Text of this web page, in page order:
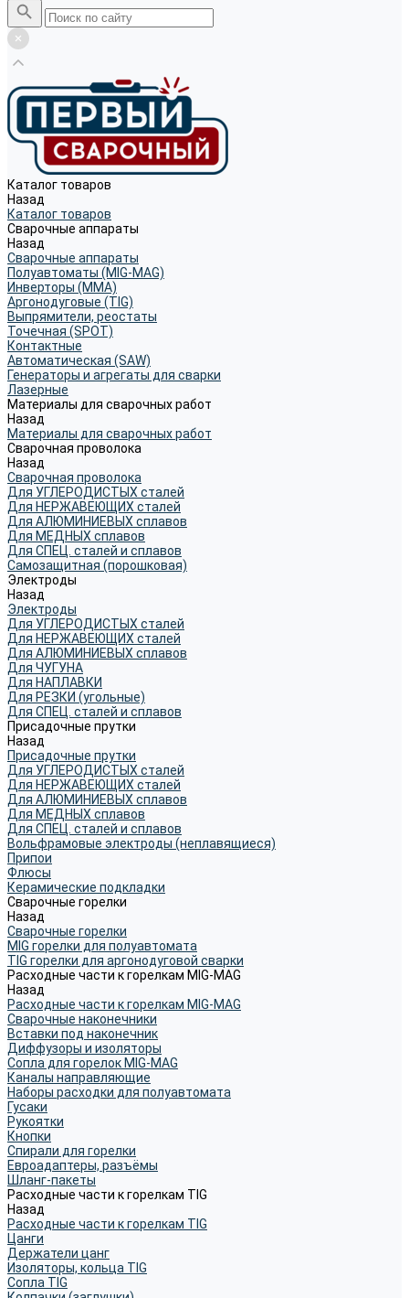
Каталог товаров
Назад
Каталог товаров
Сварочные аппараты
Назад
Сварочные аппараты
Полуавтоматы (MIG-MAG)
Инверторы (MMA)
Аргонодуговые (TIG)
Выпрямители, реостаты
Точечная (SPOT)
Контактные
Автоматическая (SAW)
Генераторы и агрегаты для сварки
Лазерные
Материалы для сварочных работ
Назад
Материалы для сварочных работ
Сварочная проволока
Назад
Сварочная проволока
Для УГЛЕРОДИСТЫХ сталей
Для НЕРЖАВЕЮЩИХ сталей
Для АЛЮМИНИЕВЫХ сплавов
Для МЕДНЫХ сплавов
Для СПЕЦ. сталей и сплавов
Самозащитная (порошковая)
Электроды
Назад
Электроды
Для УГЛЕРОДИСТЫХ сталей
Для НЕРЖАВЕЮЩИХ сталей
Для АЛЮМИНИЕВЫХ сплавов
Для ЧУГУНА
Для НАПЛАВКИ
Для РЕЗКИ (угольные)
Для СПЕЦ. сталей и сплавов
Присадочные прутки
Назад
Присадочные прутки
Для УГЛЕРОДИСТЫХ сталей
Для НЕРЖАВЕЮЩИХ сталей
Для АЛЮМИНИЕВЫХ сплавов
Для МЕДНЫХ сплавов
Для СПЕЦ. сталей и сплавов
Вольфрамовые электроды (неплавящиеся)
Припои
Флюсы
Керамические подкладки
Сварочные горелки
Назад
Сварочные горелки
MIG горелки для полуавтомата
TIG горелки для аргонодуговой сварки
Расходные части к горелкам MIG-MAG
Назад
Расходные части к горелкам MIG-MAG
Сварочные наконечники
Вставки под наконечник
Диффузоры и изоляторы
Сопла для горелок MIG-MAG
Каналы направляющие
Наборы расходки для полуавтомата
Гусаки
Рукоятки
Кнопки
Спирали для горелки
Евроадаптеры, разъёмы
Шланг-пакеты
Расходные части к горелкам TIG
Назад
Расходные части к горелкам TIG
Цанги
Держатели цанг
Изоляторы, кольца TIG
Сопла TIG